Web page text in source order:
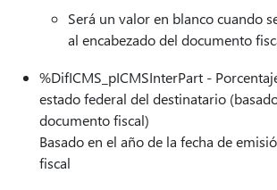
Será un valor en blanco cuando
al encabezado del documento
%DifICMS_pICMSInterPart -
estado federal del destinatario
documento fiscal)
Basado en el año de la fecha de
fiscal